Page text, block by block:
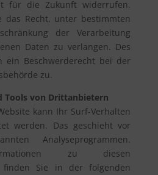
für die Zukunft widerrufen.
das Recht, unter bestimmten
der Verarbeitung
Daten zu verlangen. Des
ein Beschwerderecht bei der
zu.
Tools von Drittanbietern
kann Ihr Surf-Verhalten
werden. Das geschieht vor
Analyseprogrammen.
zu diesen
finden Sie in der folgenden